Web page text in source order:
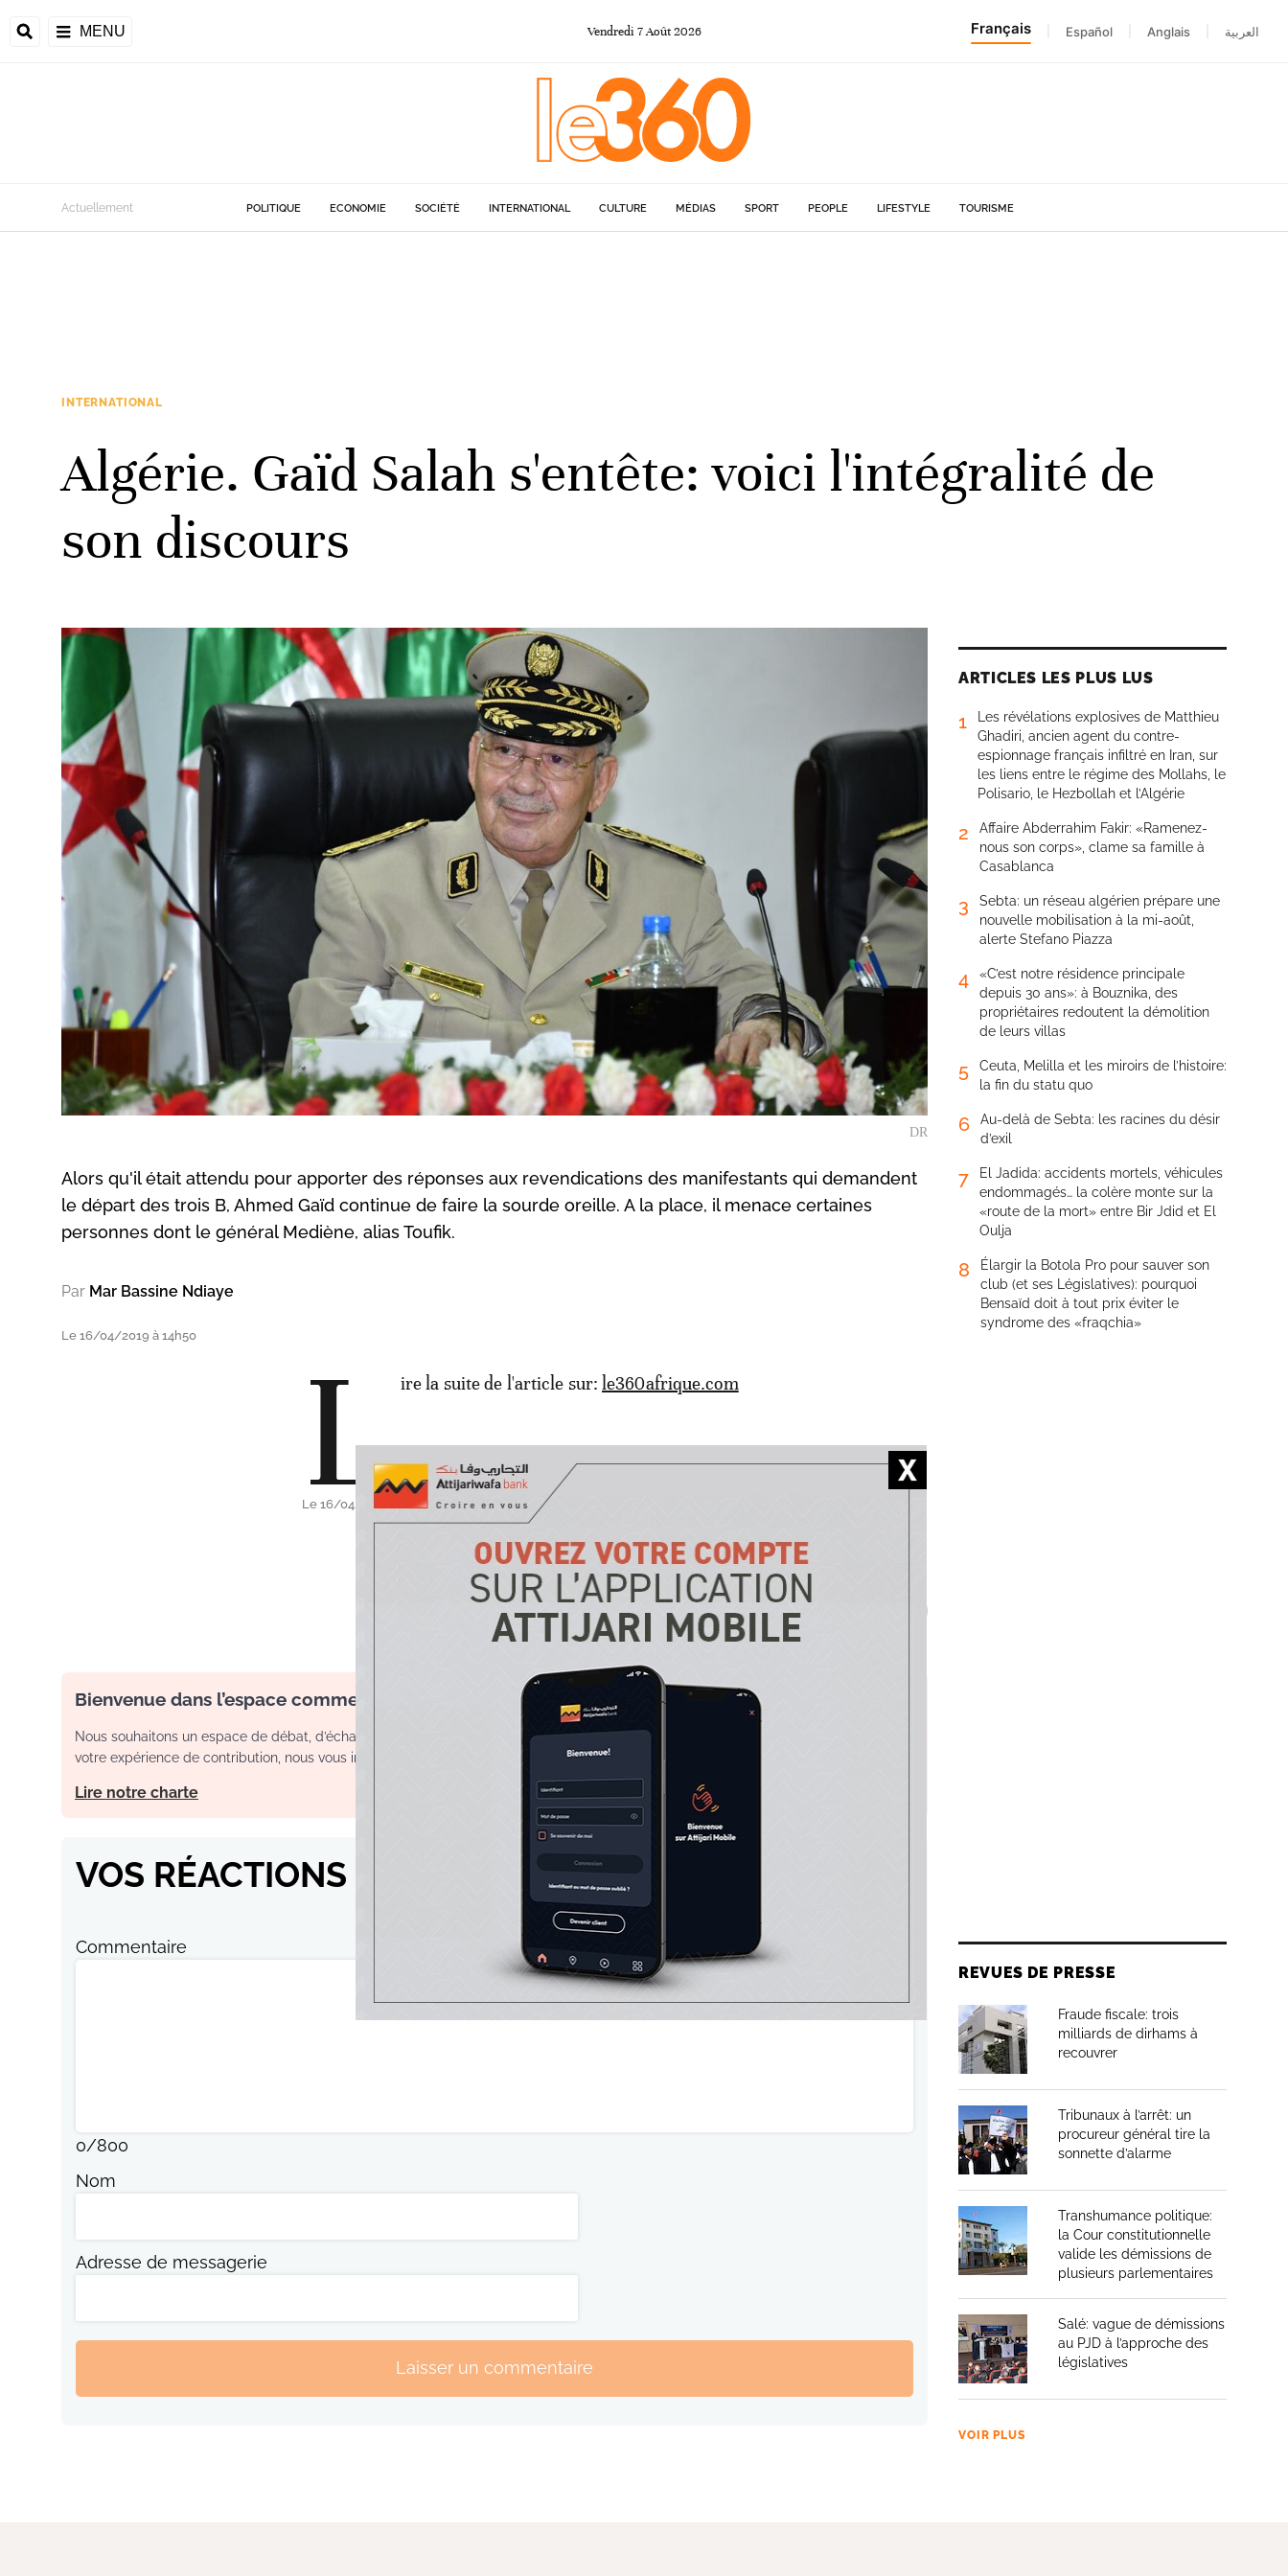
MENU Vendredi 7Août 2026 Français Español Anglais العربية
Actuellement POLITIQUE ECONOMIE SOCIÉTÉ INTERNATIONAL CULTURE MÉDIAS SPORT PEOPLE LIFESTYLE TOURISME
INTERNATIONAL
Algérie. Gaïd Salah s'entête: voici l'intégralité de
son discours
DR
Alors qu'il était attendu pour apporter des réponses aux revendications des manifestants qui demandent
le départ des trois B, Ahmed Gaïd continue de faire la sourde oreille. A la place, il menace certaines
personnes dont le général Mediène, alias Toufik.
Par Mar Bassine Ndiaye
Le 16/04/2019 à 14h50 L ire la suite de l'article sur:le360afrique.com
Par Mar Bassine Ndiaye
Le 16/04/2019 à 14h50
Bienvenue dans l’espace commentaire
Nous souhaitons un espace de débat, d’échange et de dialogue. Afin d'améliorer la qualité des échanges sous nos articles, ainsi que
votre expérience de contribution, nous vous invitons à consulter nos règles d’utilisation.
Lire notre charte
VOS RÉACTIONS
Commentaire
0/800
Nom
Adresse de messagerie
Laisser un commentaire
ARTICLES LES PLUS LUS
1
Les révélations explosives de Matthieu
Ghadiri, ancien agent du contre-
espionnage français infiltré en Iran, sur
les liens entre le régime des Mollahs, le
Polisario, le Hezbollah et l’Algérie
2
Affaire Abderrahim Fakir: «Ramenez-
nous son corps», clame sa famille à
Casablanca
3
Sebta: un réseau algérien prépare une
nouvelle mobilisation à la mi-août,
alerte Stefano Piazza
4
«C’est notre résidence principale
depuis 30 ans»: à Bouznika, des
propriétaires redoutent la démolition
de leurs villas
5
Ceuta, Melilla et les miroirs de l’histoire:
la fin du statu quo
6
Au-delà de Sebta: les racines du désir
d’exil
7
El Jadida: accidents mortels, véhicules
endommagés… la colère monte sur la
«route de la mort» entre Bir Jdid et El
Oulja
8
Élargir la Botola Pro pour sauver son
club (et ses Législatives): pourquoi
Bensaïd doit à tout prix éviter le
syndrome des «fraqchia»
REVUES DE PRESSE
Fraude fiscale: trois
milliards de dirhams à
recouvrer
Tribunaux à l’arrêt: un
procureur général tire la
sonnette d’alarme
Transhumance politique:
la Cour constitutionnelle
valide les démissions de
plusieurs parlementaires
Salé: vague de démissions
au PJD à l’approche des
législatives
VOIR PLUS